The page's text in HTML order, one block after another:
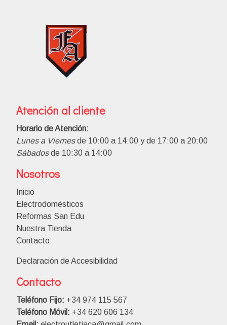
Atención al cliente
Horario de Atención:
Lunes a Viernesde 10:00 a 14:00 y de 17:00 a 20:00
Sábadosde 10:30 a 14:00
Nosotros
Inicio
Electrodomésticos
Reformas San Edu
Nuestra Tienda
Contacto
Declaración de Accesibilidad
Contacto
Teléfono Fijo: +34 974 115 567
Teléfono Móvil: +34 620 606 134